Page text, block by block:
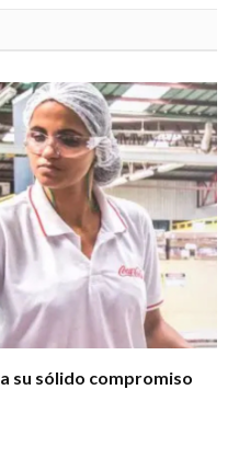
su sólido compromiso